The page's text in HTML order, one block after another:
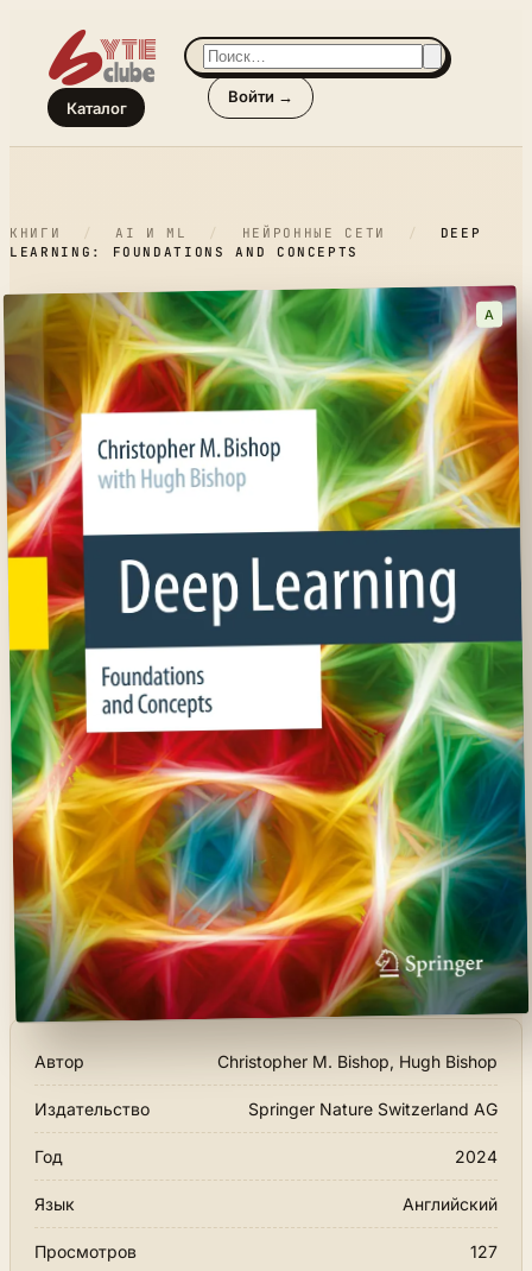
Каталог
Войти →
КНИГИ / AI И ML / НЕЙРОННЫЕ СЕТИ /
DEEP
LEARNING: FOUNDATIONS AND CONCEPTS
A
Автор Christopher M. Bishop, Hugh Bishop
Издательство Springer Nature Switzerland AG
Год 2024
Язык Английский
Просмотров 127